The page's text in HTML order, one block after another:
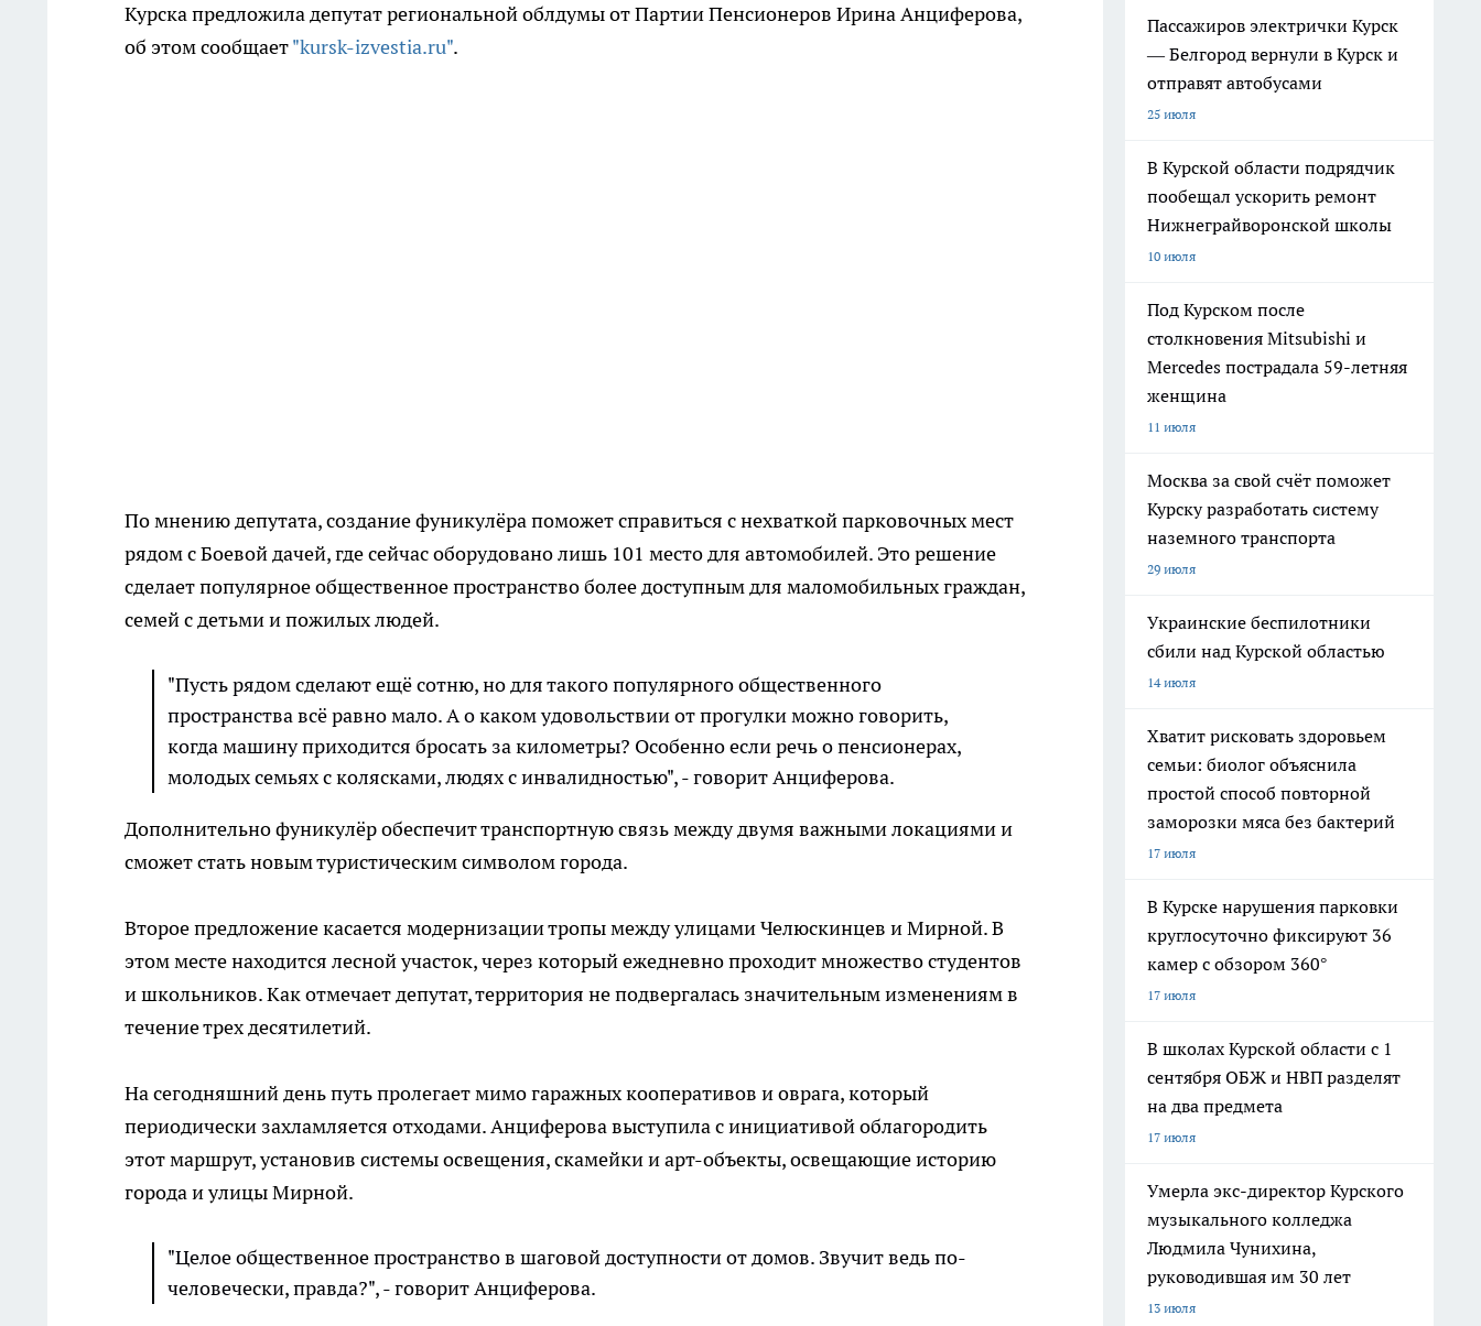
Курска предложила депутат региональной облдумы от Партии Пенсионеров Ирина Анциферова,
об этом сообщает"kursk-izvestia.ru".
По мнению депутата, создание фуникулёра поможет справиться с нехваткой парковочных мест
рядом с Боевой дачей, где сейчас оборудовано лишь 101 место для автомобилей. Это решение
сделает популярное общественное пространство более доступным для маломобильных граждан,
семей с детьми и пожилых людей.
"Пусть рядом сделают ещё сотню, но для такого популярного общественного
пространства всё равно мало. А о каком удовольствии от прогулки можно говорить,
когда машину приходится бросать за километры? Особенно если речь о пенсионерах,
молодых семьях с колясками, людях с инвалидностью", - говорит Анциферова.
Дополнительно фуникулёр обеспечит транспортную связь между двумя важными локациями и
сможет стать новым туристическим символом города.
Второе предложение касается модернизации тропы между улицами Челюскинцев и Мирной. В
этом месте находится лесной участок, через который ежедневно проходит множество студентов
и школьников. Как отмечает депутат, территория не подвергалась значительным изменениям в
течение трех десятилетий.
На сегодняшний день путь пролегает мимо гаражных кооперативов и оврага, который
периодически захламляется отходами. Анциферова выступила с инициативой облагородить
этот маршрут, установив системы освещения, скамейки и арт-объекты, освещающие историю
города и улицы Мирной.
"Целое общественное пространство в шаговой доступности от домов. Звучит ведь по-
человечески, правда?", - говорит Анциферова.
Пассажиров электрички Курск
— Белгород вернули в Курск и
отправят автобусами
25 июля
В Курской области подрядчик
пообещал ускорить ремонт
Нижнеграйворонской школы
10 июля
Под Курском после
столкновения Mitsubishi и
Mercedes пострадала 59-летняя
женщина
11 июля
Москва за свой счёт поможет
Курску разработать систему
наземного транспорта
29 июля
Украинские беспилотники
сбили над Курской областью
14 июля
Хватит рисковать здоровьем
семьи: биолог объяснила
простой способ повторной
заморозки мяса без бактерий
17 июля
В Курске нарушения парковки
круглосуточно фиксируют 36
камер с обзором 360°
17 июля
В школах Курской области с 1
сентября ОБЖ и НВП разделят
на два предмета
17 июля
Умерла экс-директор Курского
музыкального колледжа
Людмила Чунихина,
руководившая им 30 лет
13 июля